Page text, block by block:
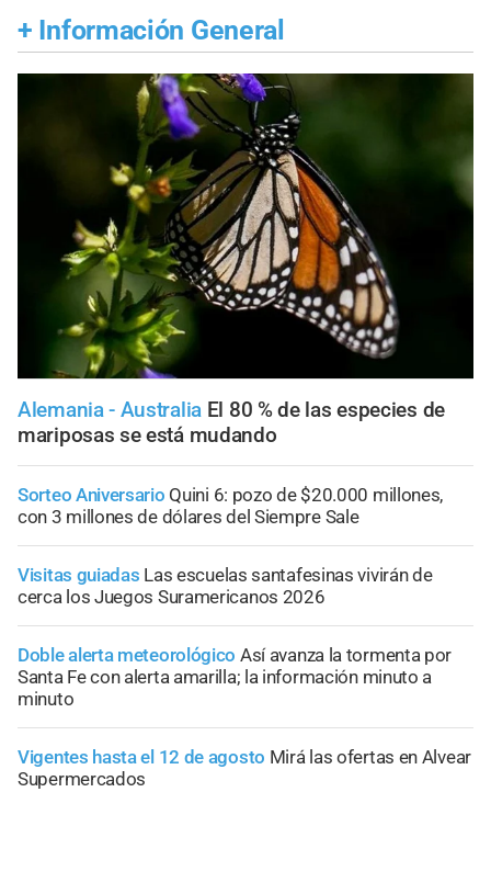
+ Información General
Alemania - Australia El 80 % de las especies de
mariposas se está mudando
Sorteo Aniversario Quini 6: pozo de $20.000 millones,
con 3 millones de dólares del Siempre Sale
Visitas guiadas Las escuelas santafesinas vivirán de
cerca los Juegos Suramericanos 2026
Doble alerta meteorológico Así avanza la tormenta por
Santa Fe con alerta amarilla; la información minuto a
minuto
Vigentes hasta el 12 de agosto Mirá las ofertas en Alvear
Supermercados